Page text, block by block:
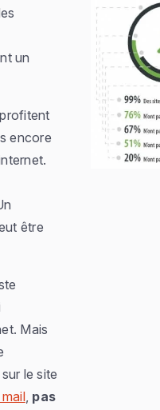
un
encore
être
Mais
le site
, pas